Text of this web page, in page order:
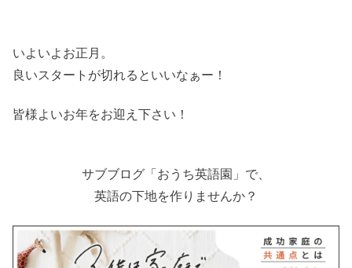
いよいよお正月。
良いスタートが切れるといいなぁー！
皆様よいお年をお迎え下さい！
サブブログ「おうち英語園」で、
英語の下地を作りませんか？